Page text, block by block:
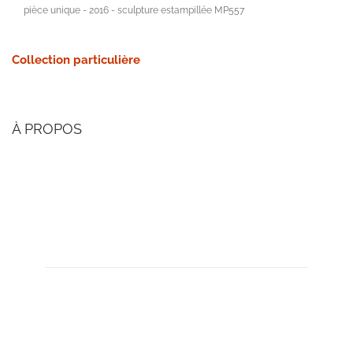
pièce unique - 2016 - sculpture estampillée MP557
Collection particulière
À PROPOS